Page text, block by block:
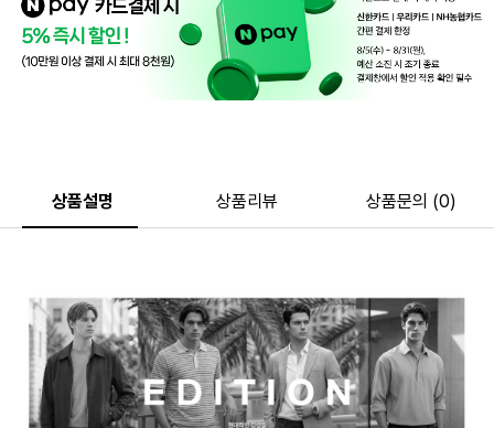
상품설명 상품리뷰 상품문의 (0)